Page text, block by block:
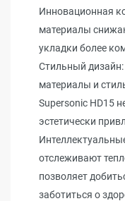
Инновационная
материалы
укладки более
Стильный
материалы и
Supersonic HD15
эстетически
отслеживают
позволяет
заботиться о